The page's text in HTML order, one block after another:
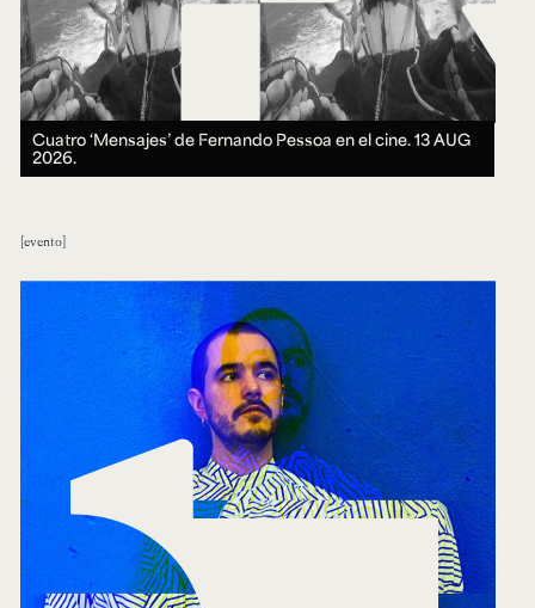
Cuatro ‘Mensajes’ de Fernando Pessoa en el cine.13 AUG
2026.
evento